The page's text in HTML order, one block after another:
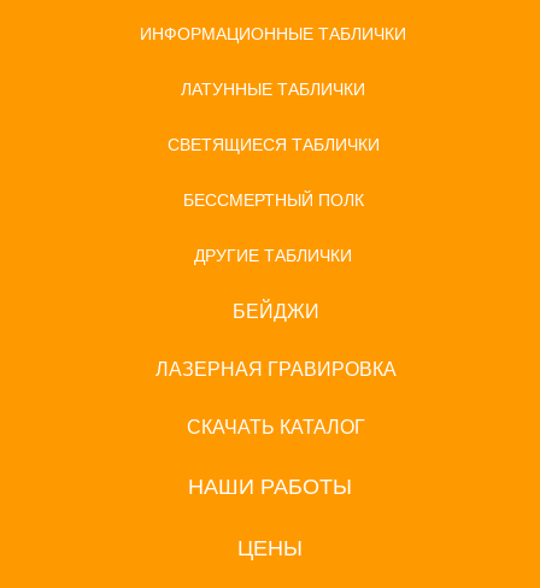
ИНФОРМАЦИОННЫЕ ТАБЛИЧКИ
ЛАТУННЫЕ ТАБЛИЧКИ
СВЕТЯЩИЕСЯ ТАБЛИЧКИ
БЕССМЕРТНЫЙ ПОЛК
ДРУГИЕ ТАБЛИЧКИ
БЕЙДЖИ
ЛАЗЕРНАЯ ГРАВИРОВКА
СКАЧАТЬ КАТАЛОГ
НАШИ РАБОТЫ
ЦЕНЫ